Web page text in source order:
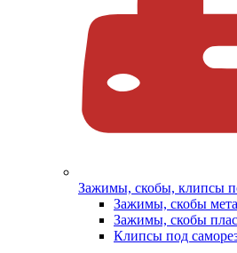
Зажимы, скобы, клипсы
Зажимы, скобы
Зажимы, скобы
Клипсы под